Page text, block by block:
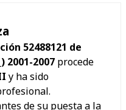
52488121 de
2001-2007 procede
y ha sido
de su puesta a la